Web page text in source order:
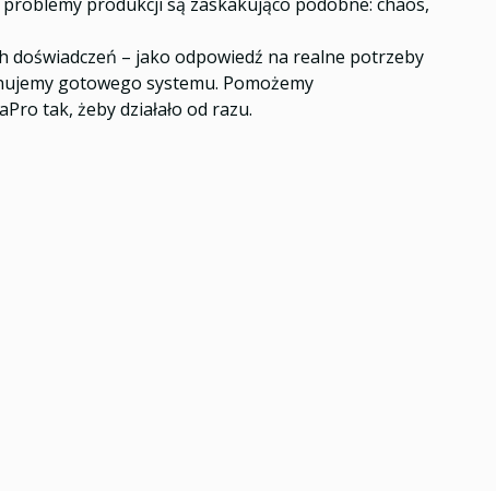
doświadczeń – jako odpowiedź na realne potrzeby
gotowego systemu. Pomożemy
tak, żeby działało od razu.